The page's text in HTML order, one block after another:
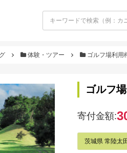
体験・ツアー ゴルフ場利用
ゴルフ
寄付金額:
茨城県 常陸太